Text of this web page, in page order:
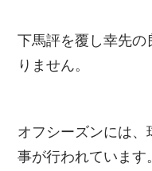
下馬評を覆し幸先の
りません。
オフシーズンには
事が行われています